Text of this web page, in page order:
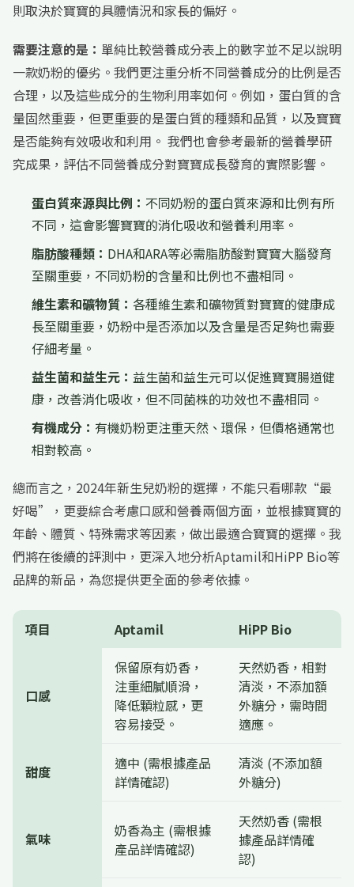
則取決於寶寶的具體情況和家長的偏好。
需要注意的是： 單純比較營養成分表上的數字並不足以說明
一款奶粉的優劣。我們更注重分析不同營養成分的比例是否
合理，以及這些成分的生物利用率如何。例如，蛋白質的含
量固然重要，但更重要的是蛋白質的種類和品質，以及寶寶
是否能夠有效吸收和利用。 我們也會參考最新的營養學研
究成果，評估不同營養成分對寶寶成長發育的實際影響。
蛋白質來源與比例： 不同奶粉的蛋白質來源和比例有所
不同，這會影響寶寶的消化吸收和營養利用率。
脂肪酸種類： DHA和ARA等必需脂肪酸對寶寶大腦發育
至關重要，不同奶粉的含量和比例也不盡相同。
維生素和礦物質： 各種維生素和礦物質對寶寶的健康成
長至關重要，奶粉中是否添加以及含量是否足夠也需要
仔細考量。
益生菌和益生元： 益生菌和益生元可以促進寶寶腸道健
康，改善消化吸收，但不同菌株的功效也不盡相同。
有機成分： 有機奶粉更注重天然、環保，但價格通常也
相對較高。
總而言之，2024年新生兒奶粉的選擇，不能只看哪款“最
好喝”，更要綜合考慮口感和營養兩個方面，並根據寶寶的
年齡、體質、特殊需求等因素，做出最適合寶寶的選擇。我
們將在後續的評測中，更深入地分析Aptamil和HiPP Bio等
品牌的新品，為您提供更全面的參考依據。
項目 Aptamil HiPP Bio
口感
保留原有奶香，
注重細膩順滑，
降低顆粒感，更
容易接受。
天然奶香，相對
清淡，不添加額
外糖分，需時間
適應。
甜度
適中 (需根據產品
詳情確認)
清淡 (不添加額
外糖分)
氣味
奶香為主 (需根據
產品詳情確認)
天然奶香 (需根
據產品詳情確
認)